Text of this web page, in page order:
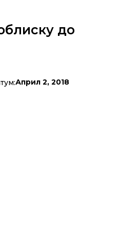
до
Април 2, 2018